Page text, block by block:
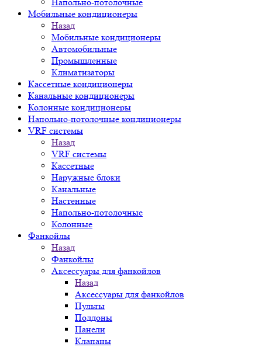
Мобильные кондиционеры
Назад
Мобильные кондиционеры
Автомобильные
Промышленные
Климатизаторы
Кассетные кондиционеры
Канальные кондиционеры
Колонные кондиционеры
Напольно-потолочные кондиционеры
VRF системы
Назад
VRF системы
Кассетные
Наружные блоки
Канальные
Настенные
Напольно-потолочные
Колонные
Фанкойлы
Назад
Фанкойлы
Аксессуары для фанкойлов
Назад
Аксессуары для фанкойлов
Пульты
Поддоны
Панели
Клапаны